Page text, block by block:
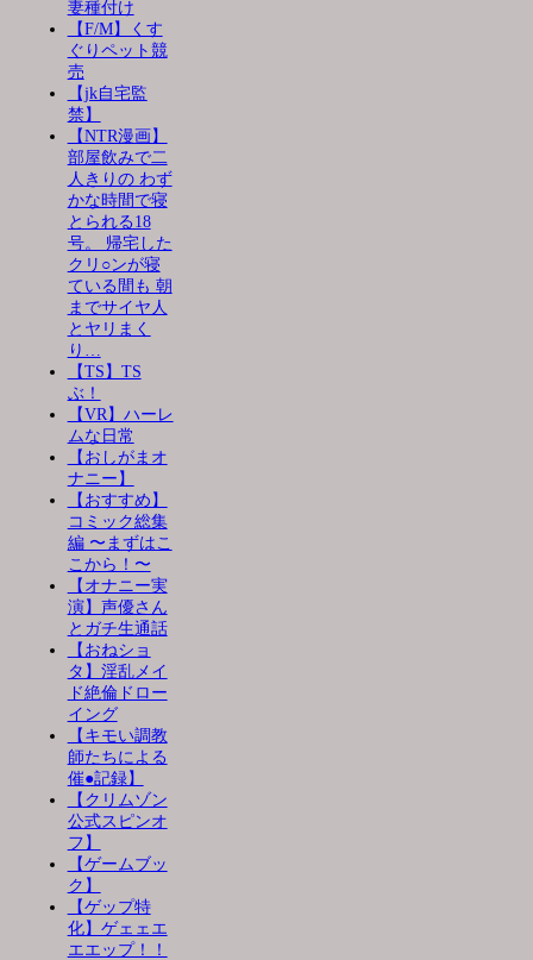
妻種付け
【F/M】くす
ぐりペット競
売
【jk自宅監
禁】
【NTR漫画】
部屋飲みで二
人きりの わず
かな時間で寝
とられる18
号。 帰宅した
クリ○ンが寝
ている間も 朝
までサイヤ人
とヤリまく
り…
【TS】TS
ぶ！
【VR】ハーレ
ムな日常
【おしがまオ
ナニー】
【おすすめ】
コミック総集
編 〜まずはこ
こから！〜
【オナニー実
演】声優さん
とガチ生通話
【おねショ
タ】淫乱メイ
ド絶倫ドロー
イング
【キモい調教
師たちによる
催●記録】
【クリムゾン
公式スピンオ
フ】
【ゲームブッ
ク】
【ゲップ特
化】ゲェェエ
エエップ！！